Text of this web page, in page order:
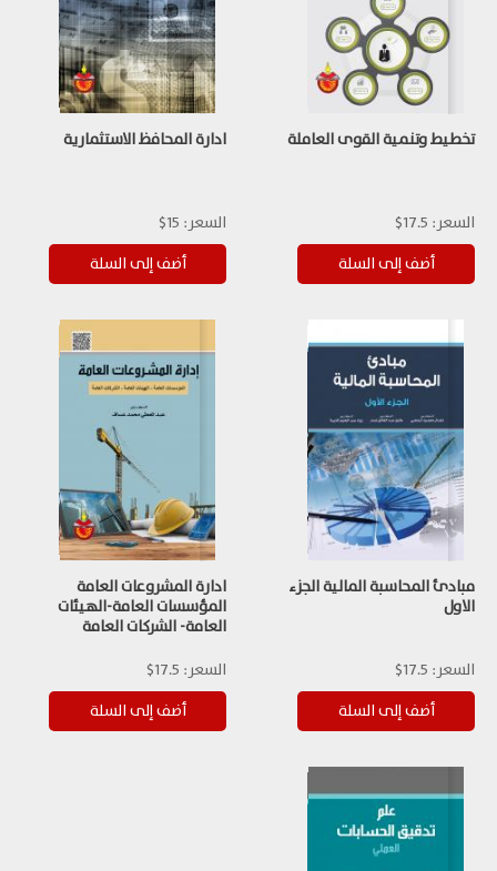
تخطيط وتنمية القوى العاملة
السعر: 17.5$
ادارة المحافظ الاستثمارية
السعر: 15$
مبادئ المحاسبة المالية الجزء
الاول
السعر: 17.5$
ادارة المشروعات العامة
المؤسسات العامة-الهيئات
العامة- الشركات العامة
السعر: 17.5$